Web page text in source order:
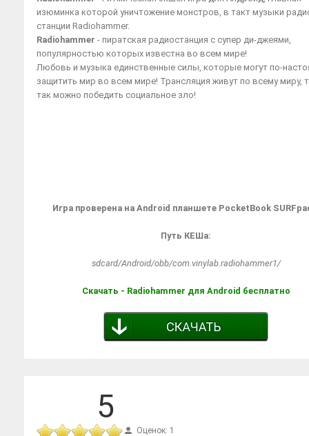
изюминка которой уничтожение монстров, в такт музыки
станции Radiohammer.
Radiohammer - пиратская радиостанция с супер ди-джеями,
популярностью которых известна во всем мире!
Любовь и музыка единственные силы, которые могут по-
защитить мир во всем мире! Трансляция живут по всему миру,
так можно победить социальное зло!
Игра проверена на Android планшете PocketBook
Путь КЕШа:
sdcard/Android/obb/com.vinylab.radiohammer1/
Скачать - Radiohammer для Android бесплатно
5
Оценок: 1